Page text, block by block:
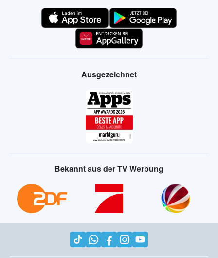
Ausgezeichnet
Bekannt aus der TV Werbung